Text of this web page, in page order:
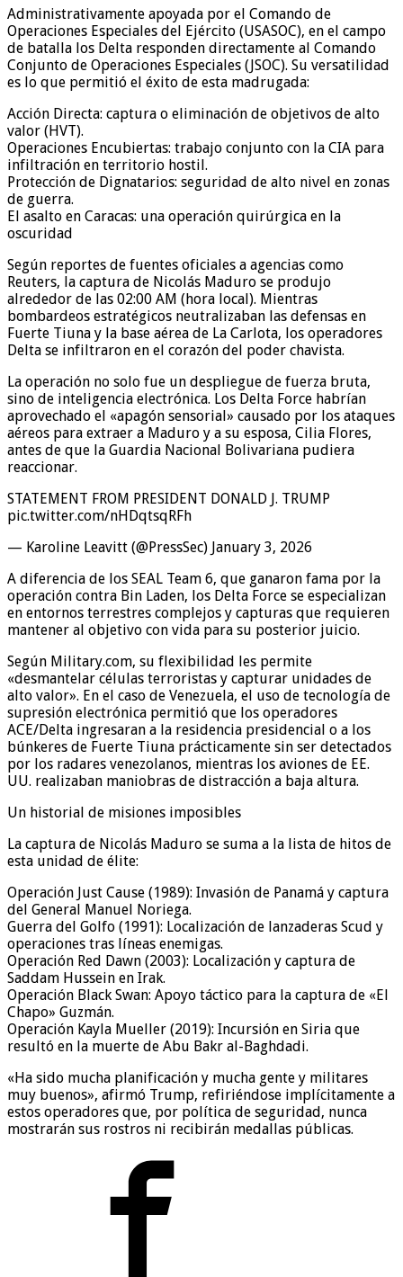
Administrativamente apoyada por el Comando de
Operaciones Especiales del Ejército (USASOC), en el campo
de batalla los Delta responden directamente al Comando
Conjunto de Operaciones Especiales (JSOC). Su versatilidad
es lo que permitió el éxito de esta madrugada:
Acción Directa: captura o eliminación de objetivos de alto
valor (HVT).
Operaciones Encubiertas: trabajo conjunto con la CIA para
infiltración en territorio hostil.
Protección de Dignatarios: seguridad de alto nivel en zonas
de guerra.
El asalto en Caracas: una operación quirúrgica en la
oscuridad
Según reportes de fuentes oficiales a agencias como
Reuters, la captura de Nicolás Maduro se produjo
alrededor de las 02:00 AM (hora local). Mientras
bombardeos estratégicos neutralizaban las defensas en
Fuerte Tiuna y la base aérea de La Carlota, los operadores
Delta se infiltraron en el corazón del poder chavista.
La operación no solo fue un despliegue de fuerza bruta,
sino de inteligencia electrónica. Los Delta Force habrían
aprovechado el «apagón sensorial» causado por los ataques
aéreos para extraer a Maduro y a su esposa, Cilia Flores,
antes de que la Guardia Nacional Bolivariana pudiera
reaccionar.
STATEMENT FROM PRESIDENT DONALD J. TRUMP
pic.twitter.com/nHDqtsqRFh
— Karoline Leavitt (@PressSec) January 3, 2026
A diferencia de los SEAL Team 6, que ganaron fama por la
operación contra Bin Laden, los Delta Force se especializan
en entornos terrestres complejos y capturas que requieren
mantener al objetivo con vida para su posterior juicio.
Según Military.com, su flexibilidad les permite
«desmantelar células terroristas y capturar unidades de
alto valor». En el caso de Venezuela, el uso de tecnología de
supresión electrónica permitió que los operadores
ACE/Delta ingresaran a la residencia presidencial o a los
búnkeres de Fuerte Tiuna prácticamente sin ser detectados
por los radares venezolanos, mientras los aviones de EE.
UU. realizaban maniobras de distracción a baja altura.
Un historial de misiones imposibles
La captura de Nicolás Maduro se suma a la lista de hitos de
esta unidad de élite:
Operación Just Cause (1989): Invasión de Panamá y captura
del General Manuel Noriega.
Guerra del Golfo (1991): Localización de lanzaderas Scud y
operaciones tras líneas enemigas.
Operación Red Dawn (2003): Localización y captura de
Saddam Hussein en Irak.
Operación Black Swan: Apoyo táctico para la captura de «El
Chapo» Guzmán.
Operación Kayla Mueller (2019): Incursión en Siria que
resultó en la muerte de Abu Bakr al-Baghdadi.
«Ha sido mucha planificación y mucha gente y militares
muy buenos», afirmó Trump, refiriéndose implícitamente a
estos operadores que, por política de seguridad, nunca
mostrarán sus rostros ni recibirán medallas públicas.